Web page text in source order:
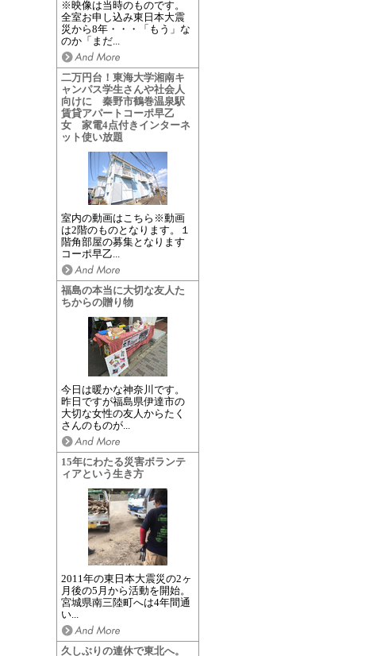
※映像は当時のものです。
全室お申し込み東日本大震
災から8年・・・「もう」な
のか「まだ...
二万円台！東海大学湘南キ
ャンパス学生さんや社会人
向けに 秦野市鶴巻温泉駅
賃貸アパートコーポ早乙
女 家電4点付きインターネ
ット使い放題
室内の動画はこちら※動画
は2階のものとなります。１
階角部屋の募集となります
コーポ早乙...
福島の本当に大切な友人た
ちからの贈り物
今日は暖かな神奈川です。
昨日ですが福島県伊達市の
大切な女性の友人からたく
さんのものが...
15年にわたる災害ボランテ
ィアという生き方
2011年の東日本大震災の2ヶ
月後の5月から活動を開始。
宮城県南三陸町へは4年間通
い...
久しぶりの連休で東北へ。